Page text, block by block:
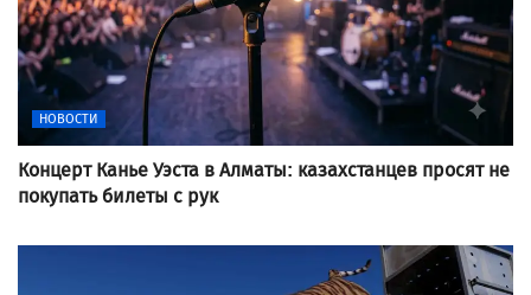
НОВОСТИ
Концерт Канье Уэста в Алматы: казахстанцев просят не
покупать билеты с рук